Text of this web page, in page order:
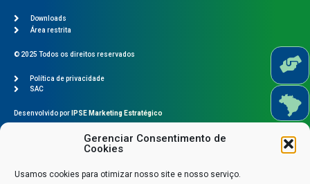
Gerenciar Consentimento de
Cookies
Usamos cookies para otimizar nosso site e nosso serviço.
Downloads
Área restrita
© 2025 Todos os direitos reservados
Política de privacidade
SAC
Desenvolvido por IPSE Marketing Estratégico